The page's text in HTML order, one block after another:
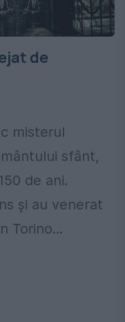
de
misterul
sfânt,
de ani.
şi au venerat
Torino...